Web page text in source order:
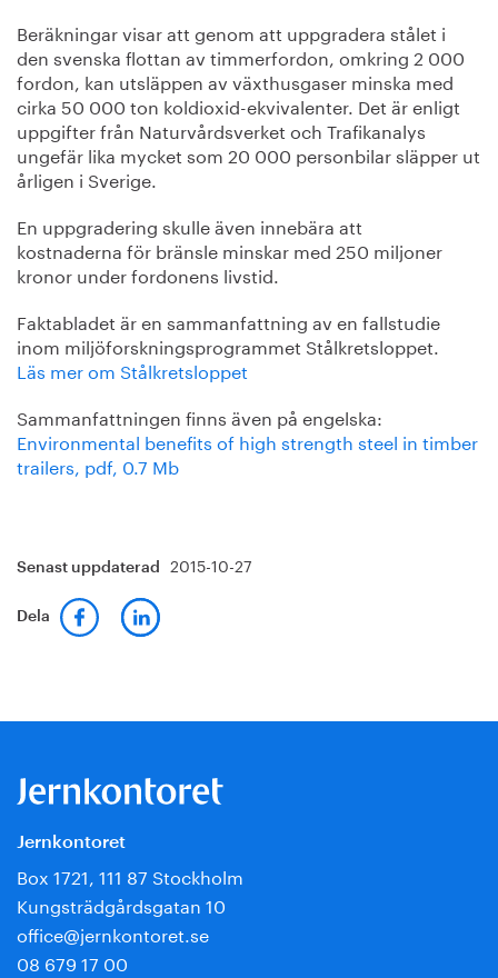
Beräkningar visar att genom att uppgradera stålet i
den svenska flottan av timmerfordon, omkring 2 000
fordon, kan utsläppen av växthusgaser minska med
cirka 50 000 ton koldioxid-ekvivalenter. Det är enligt
uppgifter från Naturvårdsverket och Trafikanalys
ungefär lika mycket som 20 000 personbilar släpper ut
årligen i Sverige.
En uppgradering skulle även innebära att
kostnaderna för bränsle minskar med 250 miljoner
kronor under fordonens livstid.
Faktabladet är en sammanfattning av en fallstudie
inom miljöforskningsprogrammet Stålkretsloppet.
Läs mer om Stålkretsloppet
Sammanfattningen finns även på engelska:
Environmental benefits of high strength steel in timber
trailers, pdf, 0.7 Mb
Senast uppdaterad 2015-10-27
Dela
Jernkontoret
Box 1721, 111 87 Stockholm
Kungsträdgårdsgatan 10
office@jernkontoret.se
08 679 17 00